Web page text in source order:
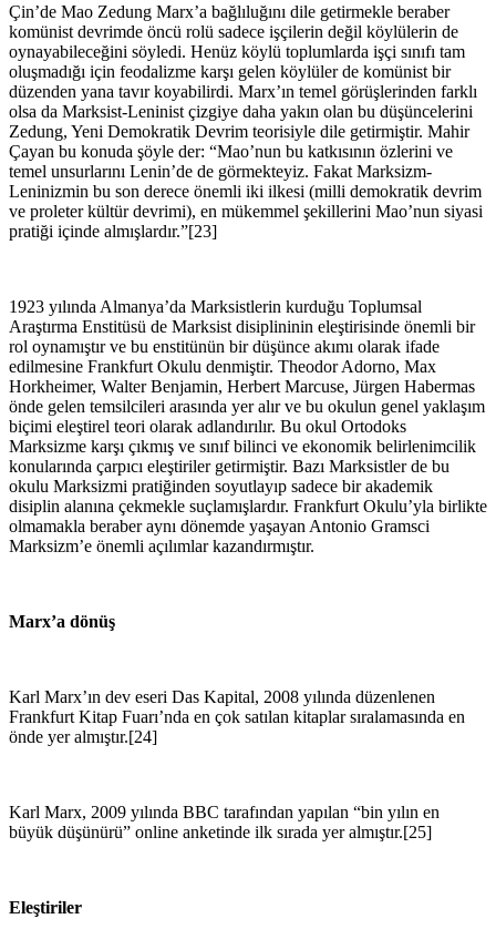
Çin’de Mao Zedung Marx’a bağlıluğını dile getirmekle beraber
komünist devrimde öncü rolü sadece işçilerin değil köylülerin de
oynayabileceğini söyledi. Henüz köylü toplumlarda işçi sınıfı tam
oluşmadığı için feodalizme karşı gelen köylüler de komünist bir
düzenden yana tavır koyabilirdi. Marx’ın temel görüşlerinden farklı
olsa da Marksist-Leninist çizgiye daha yakın olan bu düşüncelerini
Zedung, Yeni Demokratik Devrim teorisiyle dile getirmiştir. Mahir
Çayan bu konuda şöyle der: “Mao’nun bu katkısının özlerini ve
temel unsurlarını Lenin’de de görmekteyiz. Fakat Marksizm-
Leninizmin bu son derece önemli iki ilkesi (milli demokratik devrim
ve proleter kültür devrimi), en mükemmel şekillerini Mao’nun siyasi
pratiği içinde almışlardır.”[23]
1923 yılında Almanya’da Marksistlerin kurduğu Toplumsal
Araştırma Enstitüsü de Marksist disiplininin eleştirisinde önemli bir
rol oynamıştır ve bu enstitünün bir düşünce akımı olarak ifade
edilmesine Frankfurt Okulu denmiştir. Theodor Adorno, Max
Horkheimer, Walter Benjamin, Herbert Marcuse, Jürgen Habermas
önde gelen temsilcileri arasında yer alır ve bu okulun genel yaklaşım
biçimi eleştirel teori olarak adlandırılır. Bu okul Ortodoks
Marksizme karşı çıkmış ve sınıf bilinci ve ekonomik belirlenimcilik
konularında çarpıcı eleştiriler getirmiştir. Bazı Marksistler de bu
okulu Marksizmi pratiğinden soyutlayıp sadece bir akademik
disiplin alanına çekmekle suçlamışlardır. Frankfurt Okulu’yla birlikte
olmamakla beraber aynı dönemde yaşayan Antonio Gramsci
Marksizm’e önemli açılımlar kazandırmıştır.
Marx’a dönüş
Karl Marx’ın dev eseri Das Kapital, 2008 yılında düzenlenen
Frankfurt Kitap Fuarı’nda en çok satılan kitaplar sıralamasında en
önde yer almıştır.[24]
Karl Marx, 2009 yılında BBC tarafından yapılan “bin yılın en
büyük düşünürü” online anketinde ilk sırada yer almıştır.[25]
Eleştiriler